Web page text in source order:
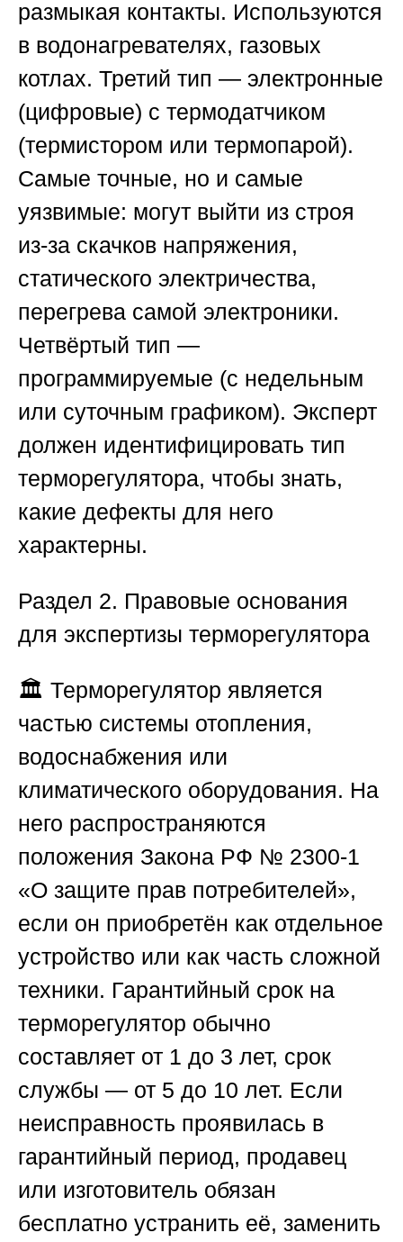
размыкая контакты. Используются
в водонагревателях, газовых
котлах. Третий тип — электронные
(цифровые) с термодатчиком
(термистором или термопарой).
Самые точные, но и самые
уязвимые: могут выйти из строя
из-за скачков напряжения,
статического электричества,
перегрева самой электроники.
Четвёртый тип —
программируемые (с недельным
или суточным графиком). Эксперт
должен идентифицировать тип
терморегулятора, чтобы знать,
какие дефекты для него
характерны.
Раздел 2. Правовые основания
для экспертизы терморегулятора
🏛️ Терморегулятор является
частью системы отопления,
водоснабжения или
климатического оборудования. На
него распространяются
положения Закона РФ № 2300-1
«О защите прав потребителей»,
если он приобретён как отдельное
устройство или как часть сложной
техники. Гарантийный срок на
терморегулятор обычно
составляет от 1 до 3 лет, срок
службы — от 5 до 10 лет. Если
неисправность проявилась в
гарантийный период, продавец
или изготовитель обязан
бесплатно устранить её, заменить